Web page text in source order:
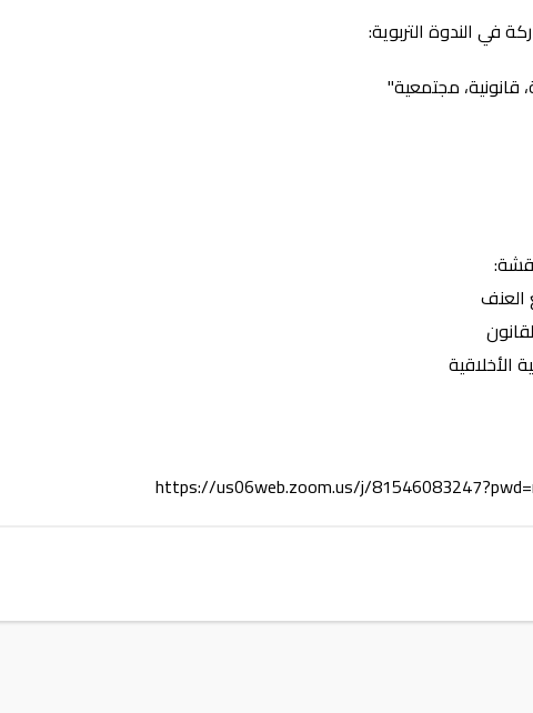
في الندوة التربوية:
قانونية، مجتمعية"
العنف
الأخلاقية
https://us06web.zoom.us/j/